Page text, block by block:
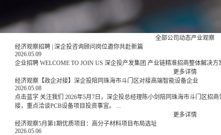
全部公司动态产业观察
经济观察招聘 | 深企投咨询顾问岗位邀你共赴新篇
2026.05.09
更多详情
经济观察【政企对接】深企投陪同珠海市斗门区对接高端智能设备企业
2026.05.08
点击蓝字 关注我们 2026年5月7日，深企投总经理陈小剑陪同珠海市斗门区招商领导一行，赴高端智能设备领域专精特新企业考察对
接，重点洽谈PCB设备项目投资事宜。 ...
更多详情
经济观察5月第1期优质项目：高分子材料项目布局选址
2026.05.06